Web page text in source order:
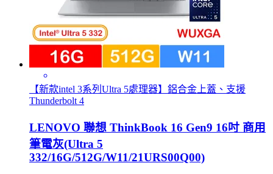
【新款intel 3系列Ultra 5處理器】鋁合金上蓋、支援
Thunderbolt 4
LENOVO 聯想 ThinkBook 16 Gen9 16吋 商用
筆電灰(Ultra 5
332/16G/512G/W11/21URS00Q00)